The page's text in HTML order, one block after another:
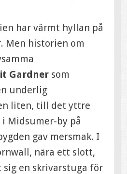
har värmt hyllan på
Men historien om
Gardner som
underlig
liten, till det yttre
Midsumer-by på
gav mersmak. I
nära ett slott,
sig en skrivarstuga för